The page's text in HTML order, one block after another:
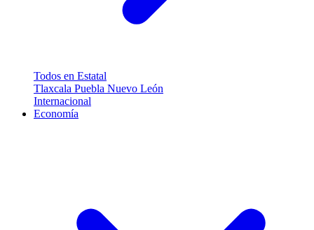
Todos en Estatal
Tlaxcala Puebla Nuevo León
Internacional
Economía